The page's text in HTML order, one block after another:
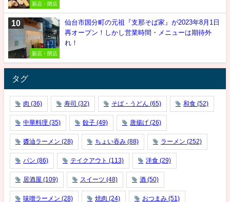
新店・閉店
新店・閉店
仙台市国分町の元祖『支那そば家』が2023年8月1日
再オープン！しかし営業時間・メニューは期待外
れ！
タグ
肉 (36) 寿司 (32) そば・うどん (65) 和食 (52)
中華料理 (35) 餃子 (49) 唐揚げ (26)
醬油ラーメン (28) ちょい吞み (88) ラーメン (252)
パン (86) テイクアウト (113) 洋食 (29)
居酒屋 (109) スイーツ (48) 酒 (50)
味噌ラーメン (28) 焼肉 (24) おつまみ (51)